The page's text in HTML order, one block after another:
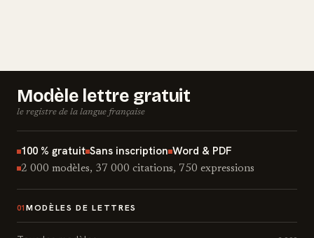
Modèle lettre gratuit
le registre de la langue française
100 % gratuit Sans inscription Word & PDF
2 000 modèles, 37 000 citations, 750 expressions
01 MODÈLES DE LETTRES